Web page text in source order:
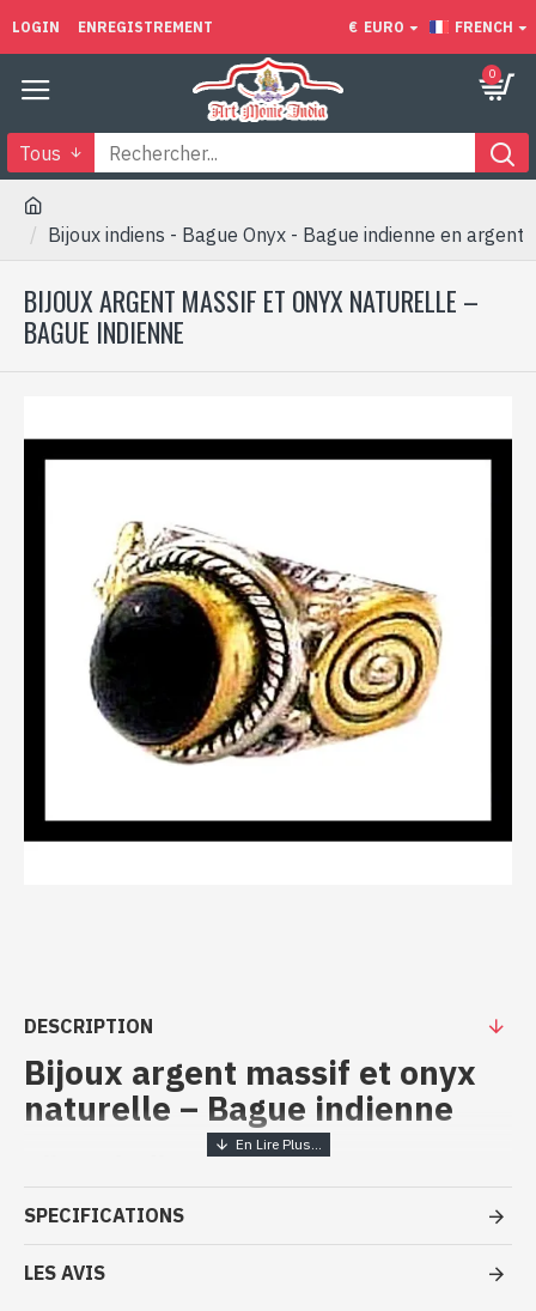
LOGIN ENREGISTREMENT € EURO FRENCH
0
Tous
Bijoux indiens - Bague Onyx - Bague indienne en argent
BIJOUX ARGENT MASSIF ET ONYX NATURELLE –
BAGUE INDIENNE
DESCRIPTION
Bijoux argent massif et onyx
naturelle – Bague indienne
Bijoux indiens artisanaux - Bague
argent massif et Onyx
- Bague en argent véritable 925/1000
- Faite à Jaipur ( INDE )
SPECIFICATIONS
LES AVIS